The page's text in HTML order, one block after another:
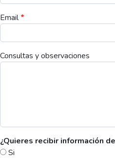
Email
Consultas y observaciones
¿Quieres recibir información
Si